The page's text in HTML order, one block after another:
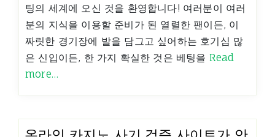
팅의 세계에 오신 것을 환영합니다! 여러분이 여러
분의 지식을 이용할 준비가 된 열렬한 팬이든, 이
짜릿한 경기장에 발을 담그고 싶어하는 호기심 많
은 신입이든, 한 가지 확실한 것은 베팅을 Read
more…